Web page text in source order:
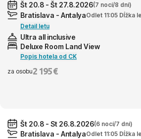
Št 20.8 - Št 27.8.2026(7 nocí/8 dní)
Bratislava - AntalyaOdlet 11:05 Dĺžka
Detail letu
Ultra all inclusive
Deluxe Room Land View
Popis hotela od CK
za osobu2 195 €
Št 20.8 - St 26.8.2026(6 nocí/7 dní)
Bratislava - AntalyaOdlet 11:05 Dĺžka